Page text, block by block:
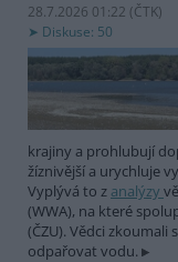
28.7.2026 01:22 (ČTK)
Diskuse: 50
krajiny a prohlubují
žíznivější a urychluje
Vyplývá to z analýzy
(WWA), na které
(ČZU). Vědci
odpařovat vodu.